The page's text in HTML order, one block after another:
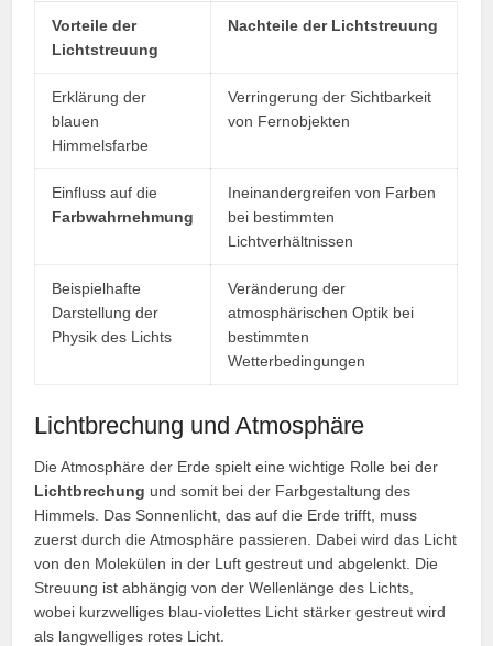
Vorteile der
Lichtstreuung
Nachteile der Lichtstreuung
Erklärung der
blauen
Himmelsfarbe
Verringerung der Sichtbarkeit
von Fernobjekten
Einfluss auf die
Farbwahrnehmung
Ineinandergreifen von Farben
bei bestimmten
Lichtverhältnissen
Beispielhafte
Darstellung der
Physik des Lichts
Veränderung der
atmosphärischen Optik bei
bestimmten
Wetterbedingungen
Lichtbrechung und Atmosphäre
Die Atmosphäre der Erde spielt eine wichtige Rolle bei der
Lichtbrechung und somit bei der Farbgestaltung des
Himmels. Das Sonnenlicht, das auf die Erde trifft, muss
zuerst durch die Atmosphäre passieren. Dabei wird das Licht
von den Molekülen in der Luft gestreut und abgelenkt. Die
Streuung ist abhängig von der Wellenlänge des Lichts,
wobei kurzwelliges blau-violettes Licht stärker gestreut wird
als langwelliges rotes Licht.